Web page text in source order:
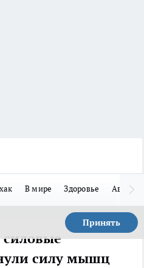
В мире Здоровье Авто
Принять
силу мышц